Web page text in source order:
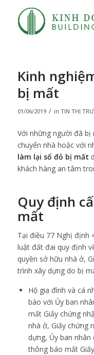
Kinh
bị mất
01/06/2019 / in TIN THỊ
Với những người đã
chuyển nhà hoặc với
làm lại sổ đỏ bị mất
khách hàng an tâm
Quy định
mất
Tại điều 77 Nghị định
luật đất đai quy định
quyền sở hữu nhà ở,
trình xây dựng do bị
Hộ gia đình và cá
báo với Ủy ban
mất Giấy chứng
nhà ở, Giấy chứng
dựng, Ủy ban
thông báo mất